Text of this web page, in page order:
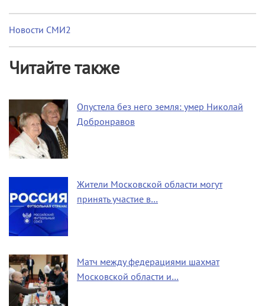
Новости СМИ2
Читайте также
Опустела без него земля: умер Николай
Добронравов
Жители Московской области могут
принять участие в…
Матч между федерациями шахмат
Московской области и…